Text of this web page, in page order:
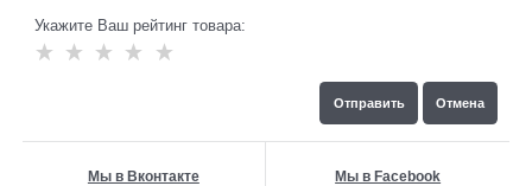
Укажите Ваш рейтинг товара:
Мы в Вконтакте Мы в Facebook